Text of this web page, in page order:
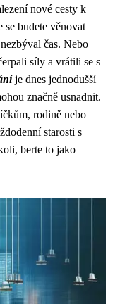
nové cesty k
se budete věnovat
čas. Nebo
síly a vrátili se s
je dnes jednodušší
značně usnadnit.
rodině nebo
starosti s
berte to jako